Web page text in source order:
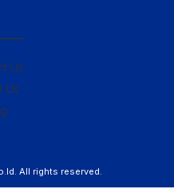
Us
Us
. All rights reserved.